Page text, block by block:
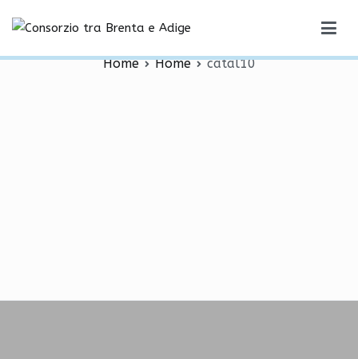
contenuto
catal10
Home Home catal10